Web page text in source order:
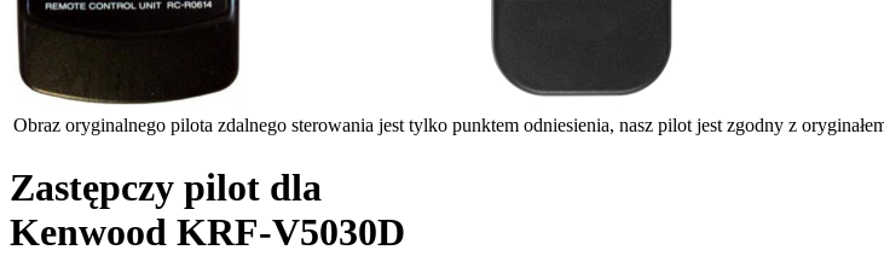
Obraz oryginalnego pilota zdalnego sterowania jest tylko punktem odniesienia, nasz pilot jest zgodny z
Zastępczy pilot dla
Kenwood KRF-V5030D